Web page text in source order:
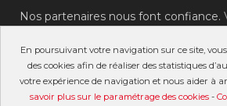
En poursuivant votre navigation sur ce site,
des cookies afin de réaliser des statistiques
votre expérience de navigation et nous aider à
savoir plus sur le paramétrage des cookies -
Nos partenaires nous font confiance.